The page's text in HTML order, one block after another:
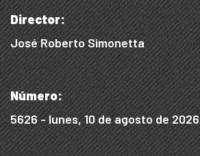
Director:
José Roberto Simonetta
Número:
5626 - lunes, 10 de agosto de 2026